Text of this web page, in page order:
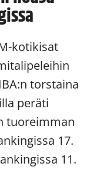
kotikisat
torstaina
peräti
tuoreimman
17.
11.